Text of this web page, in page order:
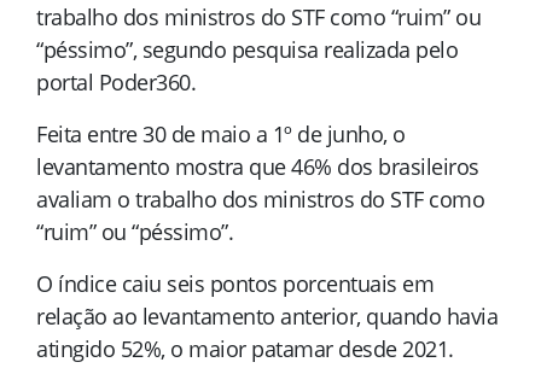
trabalho dos ministros do STF como “ruim” ou
“péssimo”, segundo pesquisa realizada pelo
portal Poder360.
Feita entre 30 de maio a 1º de junho, o
levantamento mostra que 46% dos brasileiros
avaliam o trabalho dos ministros do STF como
“ruim” ou “péssimo”.
O índice caiu seis pontos porcentuais em
relação ao levantamento anterior, quando havia
atingido 52%, o maior patamar desde 2021.